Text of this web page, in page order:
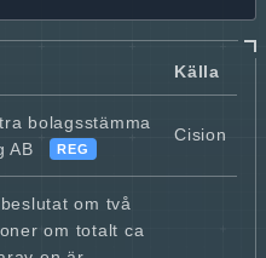
Källa
bolagsstämma
AB
REG
Cision
om två
om totalt ca